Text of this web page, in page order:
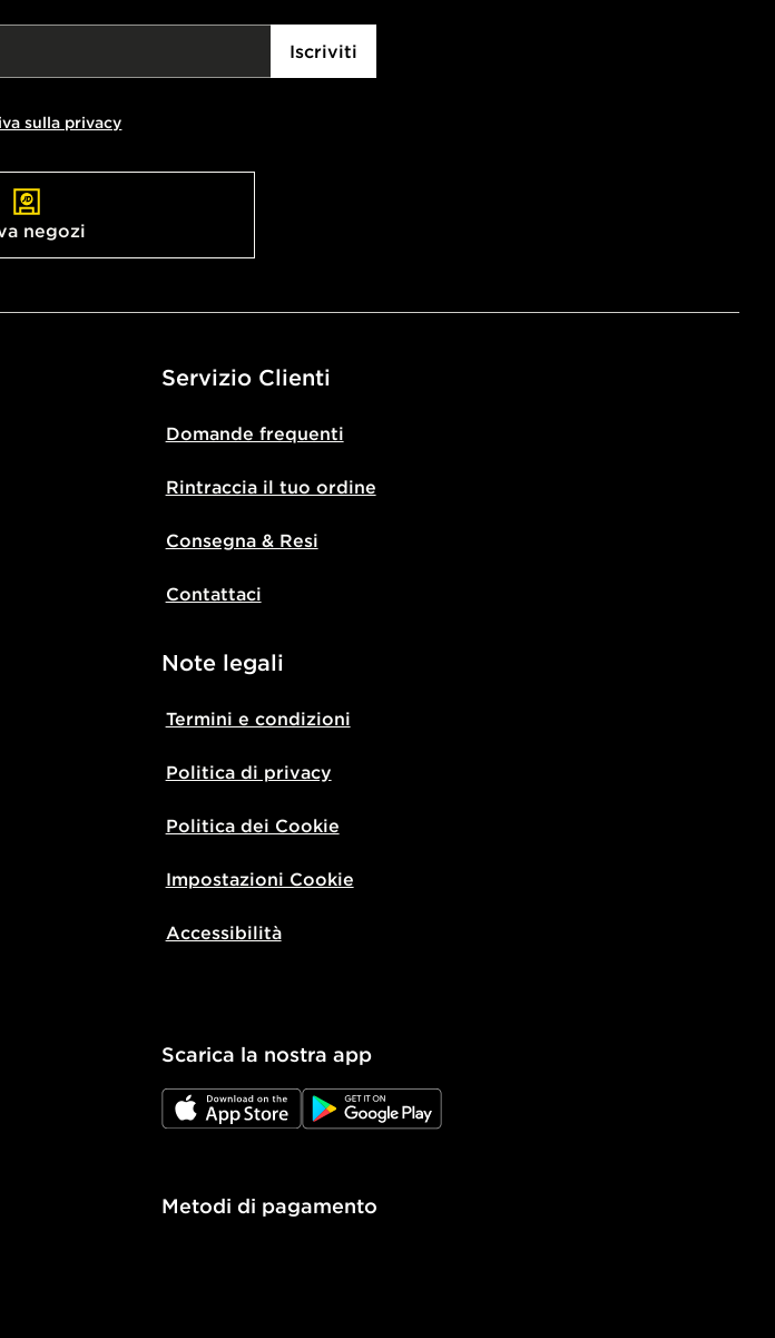
Iscriviti
sulla privacy
negozi
Servizio Clienti
Domande frequenti
Rintraccia il tuo ordine
Consegna & Resi
Contattaci
Note legali
Termini e condizioni
Politica di privacy
Politica dei Cookie
Impostazioni Cookie
Accessibilità
Scarica la nostra app
JD App Store JD Google Play
Metodi di pagamento